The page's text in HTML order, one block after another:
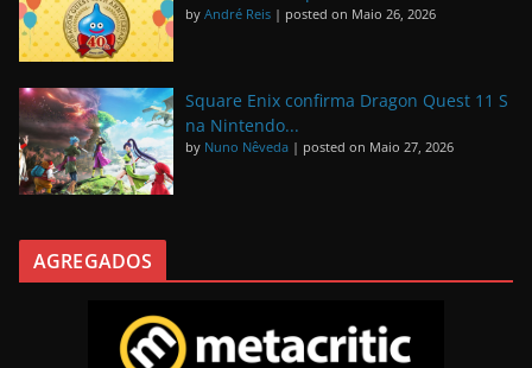
by André Reis | posted on Maio 26, 2026
Square Enix confirma Dragon Quest 11 S
na Nintendo...
by Nuno Nêveda | posted on Maio 27, 2026
AGREGADOS